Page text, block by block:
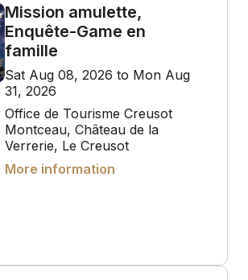
Mission amulette,
Enquête-Game en
famille
Sat Aug 08, 2026 to Mon Aug
31, 2026
Office de Tourisme Creusot
Montceau, Château de la
Verrerie, Le Creusot
More information